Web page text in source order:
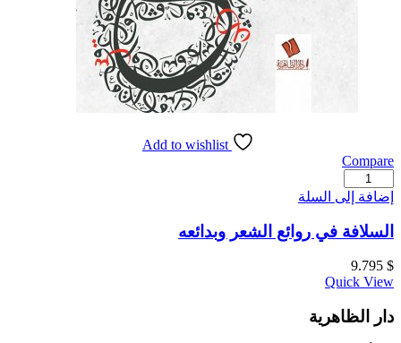
Add to wishlist
Compare
كمية
السلافة
روائع
وبدائعه
إضافة إلى السلة
السلافة في روائع الشعر وبدائعه
9.795 $
Quick View
دار الظاهرية